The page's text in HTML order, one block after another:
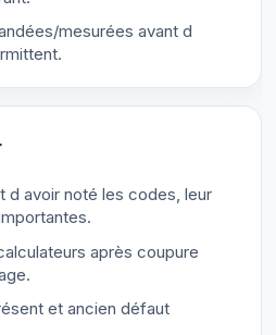
mesurées avant d
d avoir noté les codes, leur
après coupure
et ancien défaut